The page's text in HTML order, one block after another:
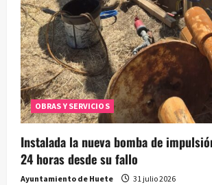
OBRAS Y SERVICIOS
Instalada la nueva bomba de
24 horas desde su fallo
Ayuntamiento de Huete 31 julio 2026